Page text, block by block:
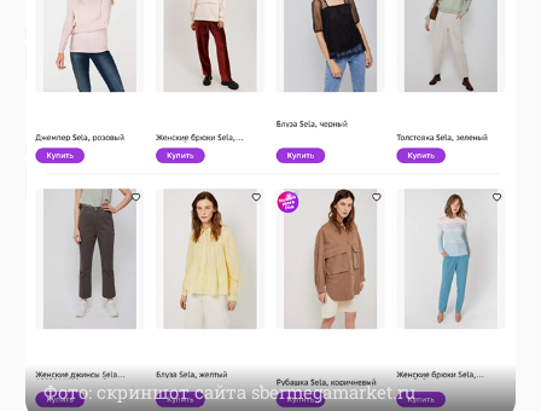
Фото: скриншот сайта sbermegamarket.ru